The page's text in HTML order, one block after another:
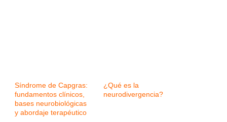
Síndrome de Capgras:
fundamentos clínicos,
bases neurobiológicas
y abordaje terapéutico
¿Qué es la
neurodivergencia?